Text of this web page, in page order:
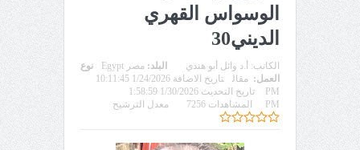
الوسواس القهري
الديني30
الكاتب: أ.د وائل أبو هندي البلد: مصر Egypt
نوع
العمل: مقال
تاريخ الاضافة 1/24/2026 10:11:45
PM
تاريخ التحديث 1/30/2026 1:58:59
PM
المشاهدات 7256 معدل الترشيح